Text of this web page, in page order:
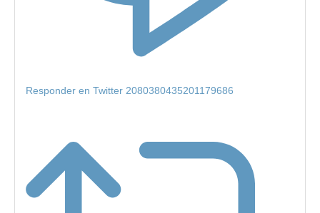
Responder en Twitter 2080380435201179686